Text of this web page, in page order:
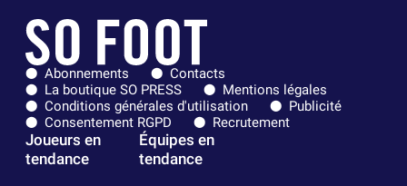
Abonnements
Contacts
La boutique SO PRESS
Mentions légales
Conditions générales d'utilisation
Publicité
Consentement RGPD
Recrutement
Joueurs en
tendance
Équipes en
tendance